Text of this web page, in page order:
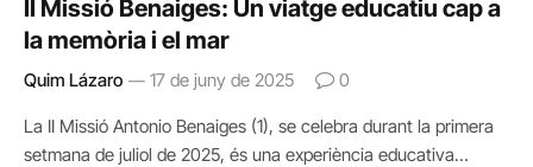
II Missió Benaiges: Un viatge educatiu cap a
la memòria i el mar
Quim Lázaro 17 de juny de 2025 0
La II Missió Antonio Benaiges (1), se celebra durant la primera
setmana de juliol de 2025, és una experiència educativa…